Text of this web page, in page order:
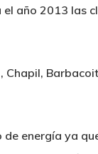
año 2013 las
energía ya